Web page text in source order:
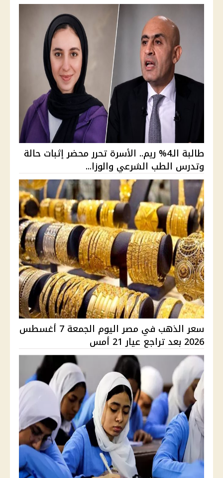
طالبة الـ4% ريم.. الأسرة تحرر محضر إثبات حالة
وتدرس الطب الشرعي والوزا...
سعر الذهب في مصر اليوم الجمعة 7 أغسطس
2026 بعد تراجع عيار 21 أمس